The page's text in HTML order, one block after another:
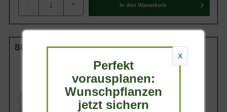
- + In den Warenkorb
80-90 cm (Breite) m. B. Solitär
Wuchsendhöhe
bis zu 100 cm
Belaubung
Immergrün
Blüte
X
Perfekt
vorausplanen:
Wunschpflanzen
jetzt sichern